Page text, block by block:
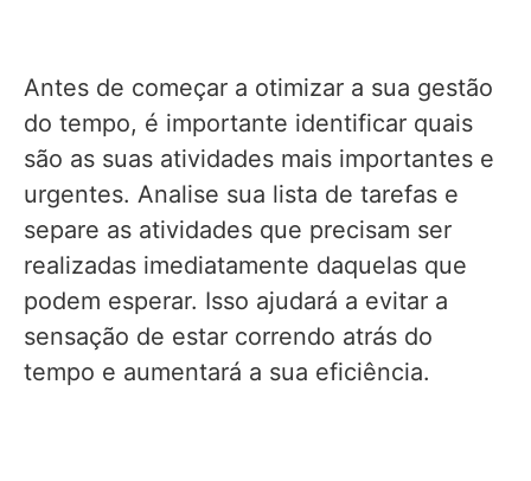
Antes de começar a otimizar a sua gestão
do tempo, é importante identificar quais
são as suas atividades mais importantes e
urgentes. Analise sua lista de tarefas e
separe as atividades que precisam ser
realizadas imediatamente daquelas que
podem esperar. Isso ajudará a evitar a
sensação de estar correndo atrás do
tempo e aumentará a sua eficiência.